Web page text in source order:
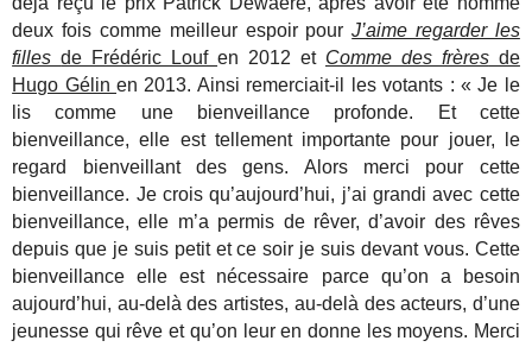
deux fois comme meilleur espoir pourJ’aime regarder les
fillesde Frédéric Loufen 2012 et Comme des frèresde
Hugo Gélin en 2013. Ainsi remerciait-il les votants : « Je le
lis comme une bienveillance profonde. Et cette
bienveillance, elle est tellement importante pour jouer, le
regard bienveillant des gens. Alors merci pour cette
bienveillance. Je crois qu’aujourd’hui, j’ai grandi avec cette
bienveillance, elle m’a permis de rêver, d’avoir des rêves
depuis que je suis petit et ce soir je suis devant vous. Cette
bienveillance elle est nécessaire parce qu’on a besoin
aujourd’hui, au-delà des artistes, au-delà des acteurs, d’une
jeunesse qui rêve et qu’on leur en donne les moyens. Merci